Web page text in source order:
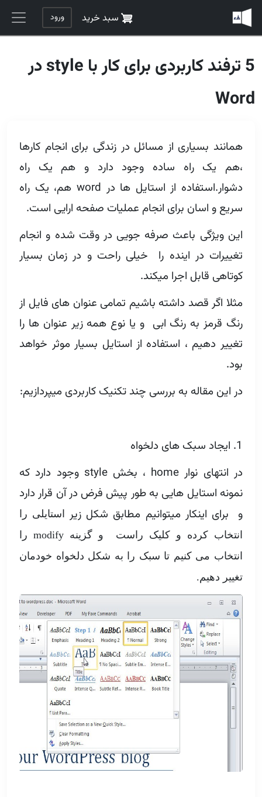
رفتن به محتوای اصلی
سبد خرید ورود
5 ترفند کاربردی برای کار با style در
Word
همانند بسیاری از مسائل در زندگی برای انجام کارها
،هم یک راه ساده وجود دارد و هم یک راه
دشوار.استفاده از استایل ها در word هم، یک راه
سریع و اسان برای انجام عملیات صفحه ارایی است.
این ویژگی باعث صرفه جویی در وقت شده و انجام
تغییرات در اینده را خیلی راحت و در زمان بسیار
کوتاهی قابل اجرا میکند.
مثلا اگر قصد داشته باشیم تمامی عنوان های فایل از
رنگ قرمز به رنگ ابی و یا نوع همه زیر عنوان ها را
تغییر دهیم ، استفاده از استایل بسیار موثر خواهد
بود.
در این مقاله به بررسی چند تکنیک کاربردی میپردازیم:
1. ایجاد سبک های دلخواه
در انتهای نوار home ، بخش style وجود دارد که
نمونه استایل هایی به طور پیش فرض در آن قرار دارد
و برای اینکار میتوانیم مطابق شکل زیر استایلی را
انتخاب کرده و کلیک راست و گزینه modify را
انتخاب می کنیم تا سبک را به شکل دلخواه خودمان
تغییر دهیم.